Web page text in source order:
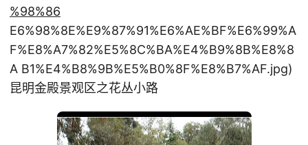
%98%86
E6%98%8E%E9%87%91%E6%AE%BF%E6%99%A
F%E8%A7%82%E5%8C%BA%E4%B9%8B%E8%8
A B1%E4%B8%9B%E5%B0%8F%E8%B7%AF.jpg)
昆明金殿景观区之花丛小路